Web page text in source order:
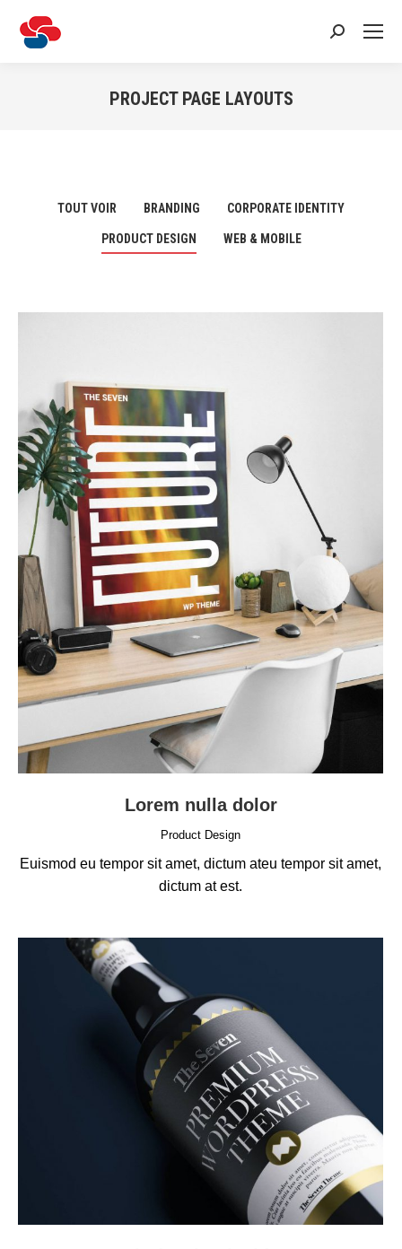
Recherche
PROJECT PAGE LAYOUTS
TOUT VOIR BRANDING CORPORATE IDENTITY
PRODUCT DESIGN WEB & MOBILE
Lorem nulla dolor
Product Design
Euismod eu tempor sit amet, dictum ateu tempor sit amet,
dictum at est.